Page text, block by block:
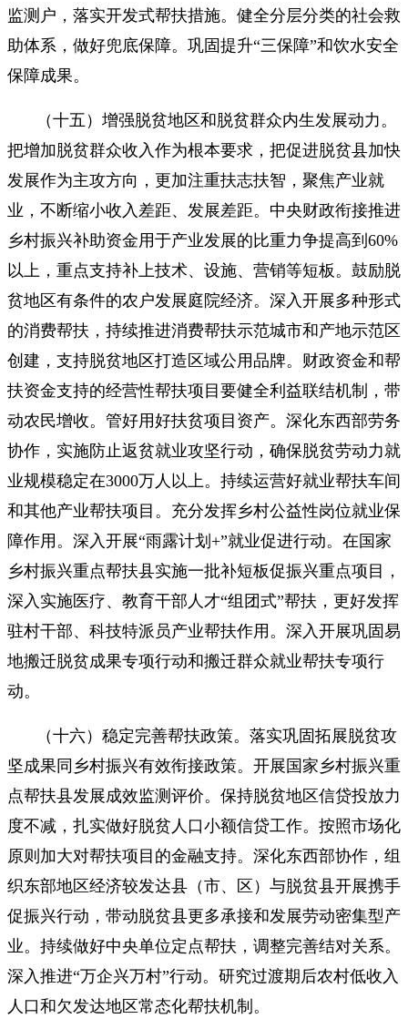
监测户，落实开发式帮扶措施。健全分层分类的社会救
助体系，做好兜底保障。巩固提升“三保障”和饮水安全
保障成果。
（十五）增强脱贫地区和脱贫群众内生发展动力。
把增加脱贫群众收入作为根本要求，把促进脱贫县加快
发展作为主攻方向，更加注重扶志扶智，聚焦产业就
业，不断缩小收入差距、发展差距。中央财政衔接推进
乡村振兴补助资金用于产业发展的比重力争提高到60%
以上，重点支持补上技术、设施、营销等短板。鼓励脱
贫地区有条件的农户发展庭院经济。深入开展多种形式
的消费帮扶，持续推进消费帮扶示范城市和产地示范区
创建，支持脱贫地区打造区域公用品牌。财政资金和帮
扶资金支持的经营性帮扶项目要健全利益联结机制，带
动农民增收。管好用好扶贫项目资产。深化东西部劳务
协作，实施防止返贫就业攻坚行动，确保脱贫劳动力就
业规模稳定在3000万人以上。持续运营好就业帮扶车间
和其他产业帮扶项目。充分发挥乡村公益性岗位就业保
障作用。深入开展“雨露计划+”就业促进行动。在国家
乡村振兴重点帮扶县实施一批补短板促振兴重点项目，
深入实施医疗、教育干部人才“组团式”帮扶，更好发挥
驻村干部、科技特派员产业帮扶作用。深入开展巩固易
地搬迁脱贫成果专项行动和搬迁群众就业帮扶专项行
动。
（十六）稳定完善帮扶政策。落实巩固拓展脱贫攻
坚成果同乡村振兴有效衔接政策。开展国家乡村振兴重
点帮扶县发展成效监测评价。保持脱贫地区信贷投放力
度不减，扎实做好脱贫人口小额信贷工作。按照市场化
原则加大对帮扶项目的金融支持。深化东西部协作，组
织东部地区经济较发达县（市、区）与脱贫县开展携手
促振兴行动，带动脱贫县更多承接和发展劳动密集型产
业。持续做好中央单位定点帮扶，调整完善结对关系。
深入推进“万企兴万村”行动。研究过渡期后农村低收入
人口和欠发达地区常态化帮扶机制。